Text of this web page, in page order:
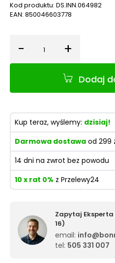
Kod produktu: DS.INN.064982
EAN: 850046603778
- Ilość +
Dodaj
Kup teraz, wyślemy: dzisiaj!
Darmowa dostawa od 299
14 dni na zwrot bez powodu
10 x rat 0% z Przelewy24
Zapytaj
16)
email:
tel: 505 331 007